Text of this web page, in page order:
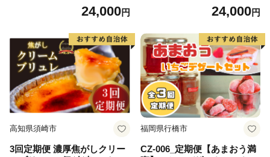
プ「超バニラ」定期便24,000円 24,000円
高知県須崎市
3回定期便 濃厚焦がしクリー
福岡県行橋市
CZ-006_定期便【あまおう満